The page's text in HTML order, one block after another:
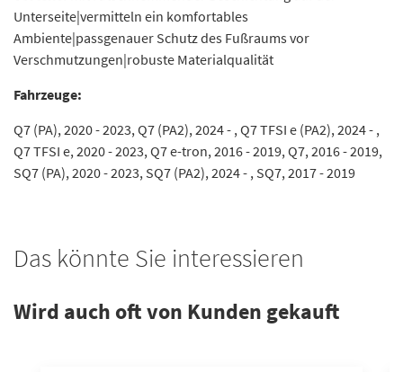
Unterseite|vermitteln ein komfortables
Ambiente|passgenauer Schutz des Fußraums vor
Verschmutzungen|robuste Materialqualität
Fahrzeuge:
Q7 (PA), 2020 - 2023, Q7 (PA2), 2024 - , Q7 TFSI e (PA2), 2024 - ,
Q7 TFSI e, 2020 - 2023, Q7 e-tron, 2016 - 2019, Q7, 2016 - 2019,
SQ7 (PA), 2020 - 2023, SQ7 (PA2), 2024 - , SQ7, 2017 - 2019
Das könnte Sie interessieren
Wird auch oft von Kunden gekauft